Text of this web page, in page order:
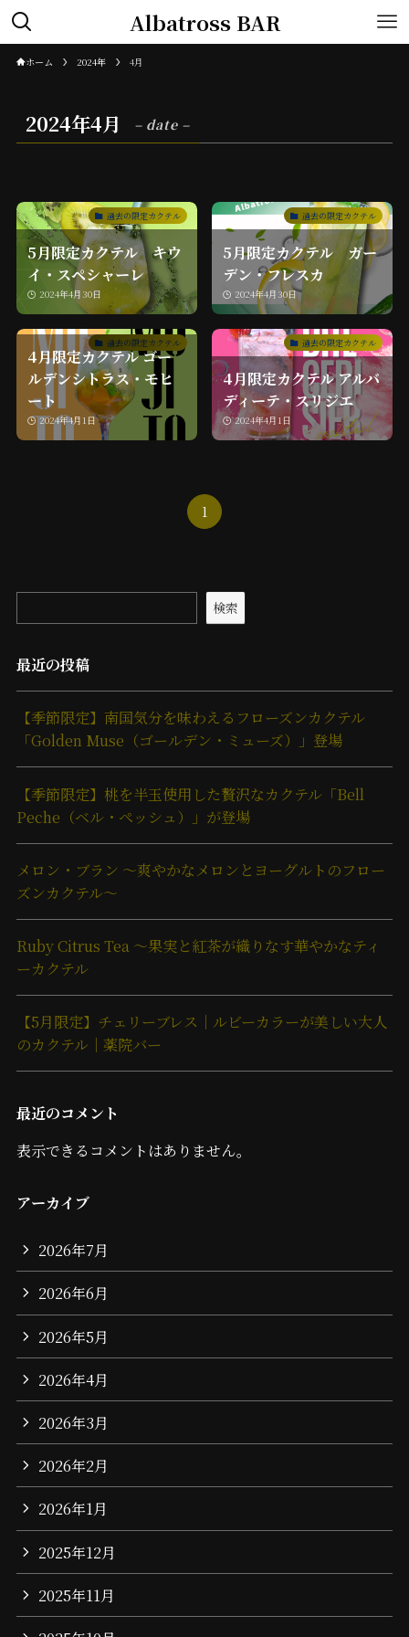
Albatross BAR
ホーム 2024年 4月
2024年4月 – date –
過去の限定カクテル
5月限定カクテル キウ
イ・スペシャーレ
2024年4月30日
過去の限定カクテル
5月限定カクテル ガー
デン・フレスカ
2024年4月30日
過去の限定カクテル
4月限定カクテル ゴー
ルデンシトラス・モヒ
ート
2024年4月1日
過去の限定カクテル
4月限定カクテル アルバ
ディーテ・スリジエ
2024年4月1日
1
検索
最近の投稿
【季節限定】南国気分を味わえるフローズンカクテル
「Golden Muse（ゴールデン・ミューズ）」登場
【季節限定】桃を半玉使用した贅沢なカクテル「Bell
Peche（ベル・ペッシュ）」が登場
メロン・ブラン ～爽やかなメロンとヨーグルトのフロー
ズンカクテル～
Ruby Citrus Tea ～果実と紅茶が織りなす華やかなティ
ーカクテル
【5月限定】チェリーブレス｜ルビーカラーが美しい大人
のカクテル｜薬院バー
最近のコメント
表示できるコメントはありません。
アーカイブ
2026年7月
2026年6月
2026年5月
2026年4月
2026年3月
2026年2月
2026年1月
2025年12月
2025年11月